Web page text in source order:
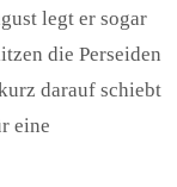
legt er sogar
die Perseiden
darauf schiebt
eine